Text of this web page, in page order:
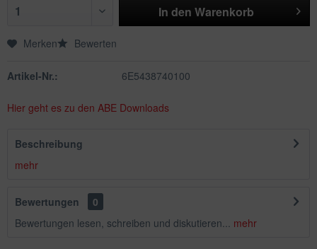
In den Warenkorb
Merken Bewerten
Artikel-Nr.: 6E5438740100
Hier geht es zu den ABE Downloads
Beschreibung
mehr
Bewertungen
0
Bewertungen lesen, schreiben und diskutieren... mehr